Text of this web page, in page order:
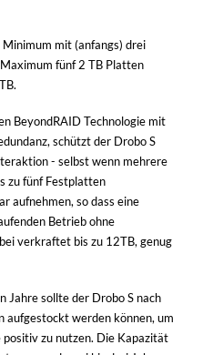
Minimum mit (anfangs) drei
fünf 2 TB Platten
BeyondRAID Technologie mit
schützt der Drobo S
- selbst wenn mehrere
zu fünf Festplatten
aufnehmen, so dass eine
Betrieb ohne
verkraftet bis zu 12TB, genug
Jahre sollte der Drobo S nach
werden können, um
zu nutzen. Die Kapazität